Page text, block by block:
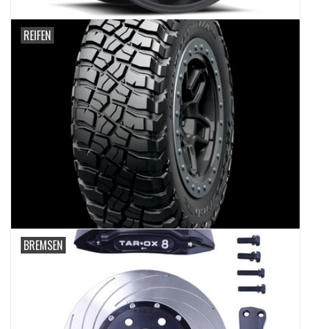
REIFEN
BREMSEN